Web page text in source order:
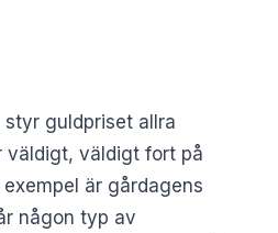
styr guldpriset allra
väldigt, väldigt fort på
är gårdagens
någon typ av